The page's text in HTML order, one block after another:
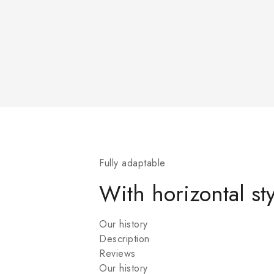
Fully adaptable
With horizontal
Our history
Description
Reviews
Our history